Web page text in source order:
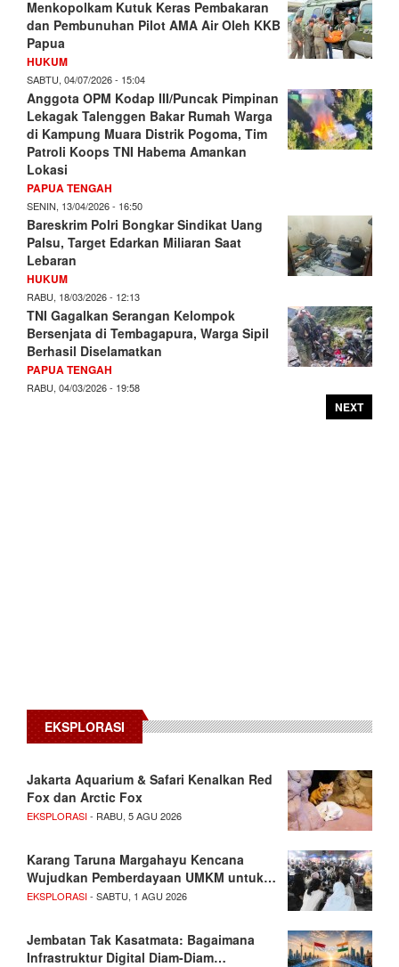
Menkopolkam Kutuk Keras Pembakaran
dan Pembunuhan Pilot AMA Air Oleh KKB
Papua
HUKUM
SABTU, 04/07/2026 - 15:04
Anggota OPM Kodap III/Puncak Pimpinan
Lekagak Talenggen Bakar Rumah Warga
di Kampung Muara Distrik Pogoma, Tim
Patroli Koops TNI Habema Amankan
Lokasi
PAPUA TENGAH
SENIN, 13/04/2026 - 16:50
Bareskrim Polri Bongkar Sindikat Uang
Palsu, Target Edarkan Miliaran Saat
Lebaran
HUKUM
RABU, 18/03/2026 - 12:13
TNI Gagalkan Serangan Kelompok
Bersenjata di Tembagapura, Warga Sipil
Berhasil Diselamatkan
PAPUA TENGAH
RABU, 04/03/2026 - 19:58
NEXT
EKSPLORASI
Jakarta Aquarium & Safari Kenalkan Red
Fox dan Arctic Fox
EKSPLORASI- RABU, 5 AGU 2026
Karang Taruna Margahayu Kencana
Wujudkan Pemberdayaan UMKM untuk…
EKSPLORASI- SABTU, 1 AGU 2026
Jembatan Tak Kasatmata: Bagaimana
Infrastruktur Digital Diam-Diam…